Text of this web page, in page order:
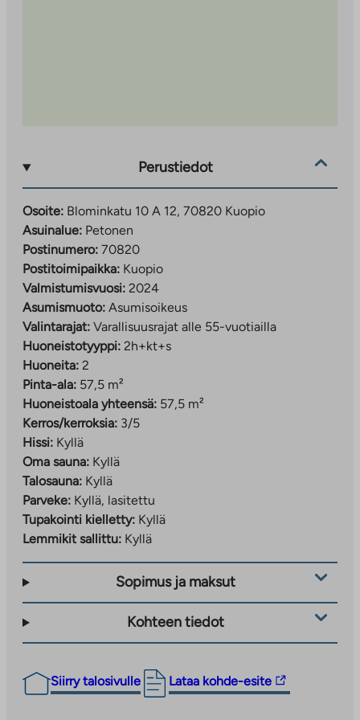
Perustiedot
Osoite: Blominkatu 10 A 12, 70820 Kuopio
Asuinalue: Petonen
Postinumero: 70820
Postitoimipaikka: Kuopio
Valmistumisvuosi: 2024
Asumismuoto: Asumisoikeus
Valintarajat: Varallisuusrajat alle 55-vuotiailla
Huoneistotyyppi: 2h+kt+s
Huoneita: 2
Pinta-ala: 57,5 m²
Huoneistoala yhteensä: 57,5 m²
Kerros/kerroksia: 3/5
Hissi: Kyllä
Oma sauna: Kyllä
Talosauna: Kyllä
Parveke: Kyllä, lasitettu
Tupakointi kielletty: Kyllä
Lemmikit sallittu: Kyllä
Sopimus ja maksut
Kohteen tiedot
Siirry talosivulle Lataa kohde-esite
Linkki